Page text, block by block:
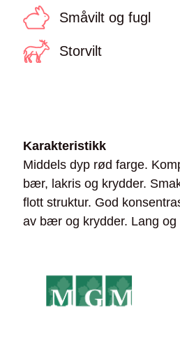
Småvilt og fugl
Storvilt
Karakteristikk
Middels dyp rød farge.
bær, lakris og krydder.
flott struktur. God
av bær og krydder. Lang og